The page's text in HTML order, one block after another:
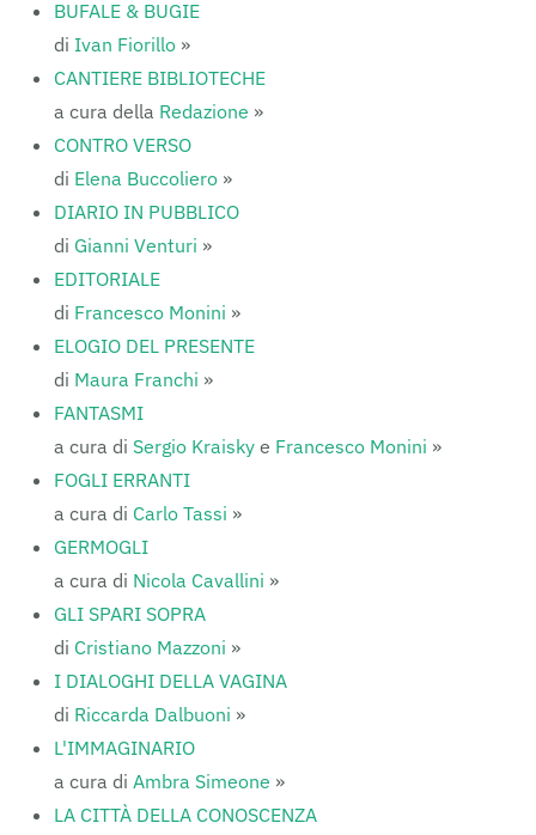
BUFALE & BUGIE
di Ivan Fiorillo »
CANTIERE BIBLIOTECHE
a cura della Redazione »
CONTRO VERSO
di Elena Buccoliero »
DIARIO IN PUBBLICO
di Gianni Venturi »
EDITORIALE
di Francesco Monini »
ELOGIO DEL PRESENTE
di Maura Franchi »
FANTASMI
a cura di Sergio Kraisky e Francesco Monini »
FOGLI ERRANTI
a cura di Carlo Tassi »
GERMOGLI
a cura di Nicola Cavallini »
GLI SPARI SOPRA
di Cristiano Mazzoni »
I DIALOGHI DELLA VAGINA
di Riccarda Dalbuoni »
L'IMMAGINARIO
a cura di Ambra Simeone »
LA CITTÀ DELLA CONOSCENZA